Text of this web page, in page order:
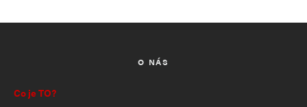
O NÁS
Co je TO?